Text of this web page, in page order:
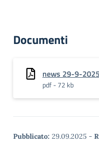
Documenti
news 29-9-2025
pdf - 72 kb
Pubblicato: 29.09.2025 -